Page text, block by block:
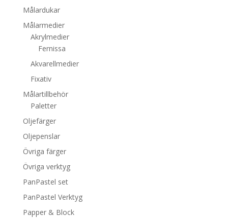
Målardukar
Målarmedier
Akrylmedier
Fernissa
Akvarellmedier
Fixativ
Målartillbehör
Paletter
Oljefärger
Oljepenslar
Övriga färger
Övriga verktyg
PanPastel set
PanPastel Verktyg
Papper & Block